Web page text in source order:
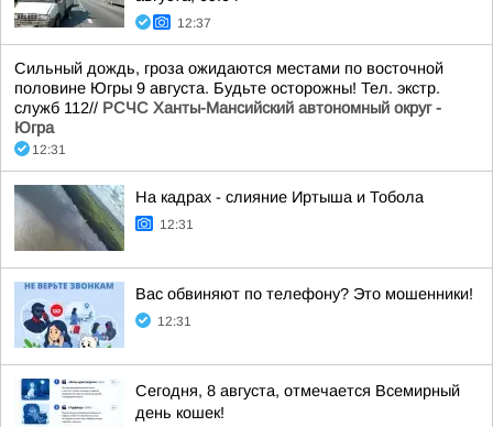
12:37
Сильный дождь, гроза ожидаются местами по восточной
половине Югры 9 августа. Будьте осторожны! Тел. экстр.
служб 112// РСЧС Ханты-Мансийский автономный округ -
Югра
12:31
На кадрах - слияние Иртыша и Тобола
12:31
Вас обвиняют по телефону? Это мошенники!
12:31
Сегодня, 8 августа, отмечается Всемирный
день кошек!